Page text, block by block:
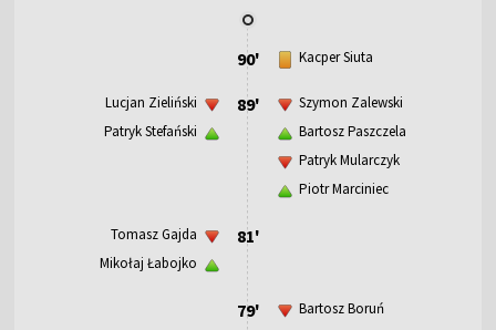
90' Kacper Siuta
89'
Lucjan Zieliński
Patryk Stefański
Szymon Zalewski
Bartosz Paszczela
Patryk Mularczyk
Piotr Marciniec
81'
Tomasz Gajda
Mikołaj Łabojko
79'
Bartosz Boruń